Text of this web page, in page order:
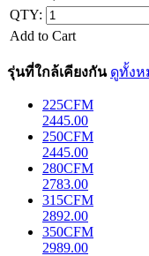
QTY:
Add to Cart
รุ่นที่ใกล้เคียงกัน ดูทั้งห
225CFM
2445.00
250CFM
2445.00
280CFM
2783.00
315CFM
2892.00
350CFM
2989.00